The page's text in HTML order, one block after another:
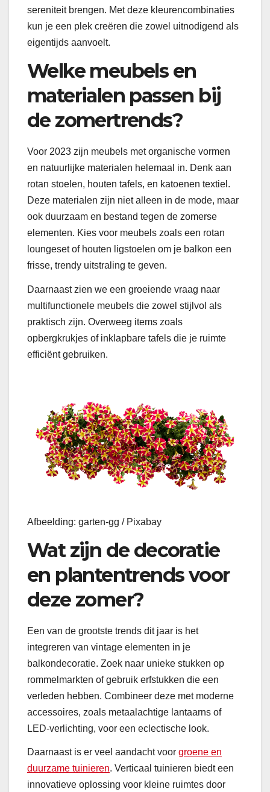
sereniteit brengen. Met deze kleurencombinaties
kun je een plek creëren die zowel uitnodigend als
eigentijds aanvoelt.
Welke meubels en
materialen passen bij
de zomertrends?
Voor 2023 zijn meubels met organische vormen
en natuurlijke materialen helemaal in. Denk aan
rotan stoelen, houten tafels, en katoenen textiel.
Deze materialen zijn niet alleen in de mode, maar
ook duurzaam en bestand tegen de zomerse
elementen. Kies voor meubels zoals een rotan
loungeset of houten ligstoelen om je balkon een
frisse, trendy uitstraling te geven.
Daarnaast zien we een groeiende vraag naar
multifunctionele meubels die zowel stijlvol als
praktisch zijn. Overweeg items zoals
opbergkrukjes of inklapbare tafels die je ruimte
efficiënt gebruiken.
Afbeelding: garten-gg / Pixabay
Wat zijn de decoratie
en plantentrends voor
deze zomer?
Een van de grootste trends dit jaar is het
integreren van vintage elementen in je
balkondecoratie. Zoek naar unieke stukken op
rommelmarkten of gebruik erfstukken die een
verleden hebben. Combineer deze met moderne
accessoires, zoals metaalachtige lantaarns of
LED-verlichting, voor een eclectische look.
Daarnaast is er veel aandacht voor groene en
duurzame tuinieren. Verticaal tuinieren biedt een
innovatieve oplossing voor kleine ruimtes door